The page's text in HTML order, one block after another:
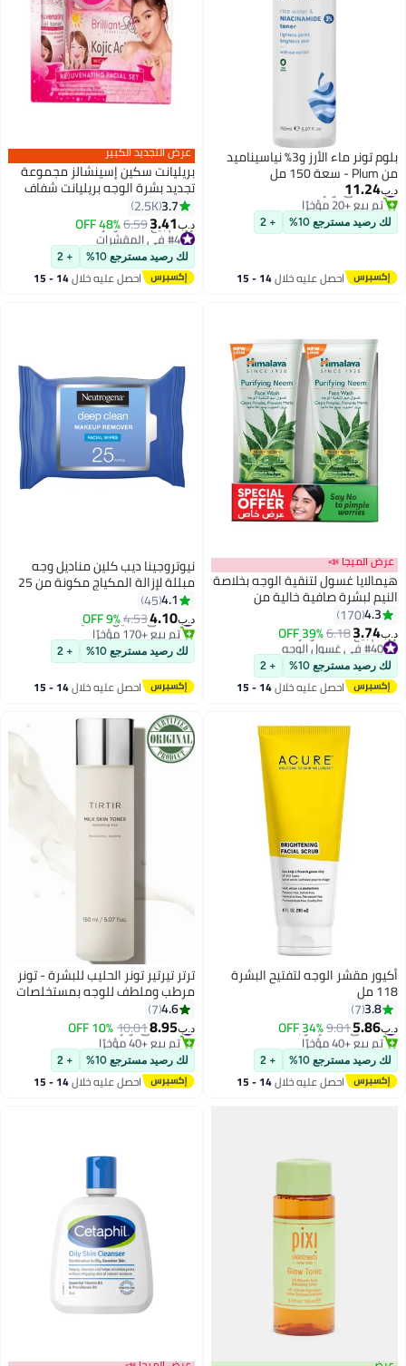
بلوم تونر ماء الأرز و3% نياسيناميد
من Plum - سعة 150 مل
د.ب‏11.24
#42 في تونر
تم بيع +20 مؤخرًا
#42 في تونر
لك رصيد مسترجع 10% + 2
احصل عليه خلال 14 - 15
عرض التجديد الكبير
بريليانت سكين إسينشالز مجموعة
تجديد بشرة الوجه بريليانت شفاف
3.7
2.5K
د.ب‏3.41
6.59
48% OFF #4 في المقشرات
أقل سعر في 30 يوم
تم بيع +40 مؤخرًا
#4 في المقشرات
لك رصيد مسترجع 10% + 2
احصل عليه خلال 14 - 15
عرض الميجا 📣
هيمالايا غسول لتنقية الوجه بخلاصة
النيم لبشرة صافية خالية من
المشاكل 150ml Pack of 2
4.3
170
د.ب‏3.74
6.18
39% OFF #40 في غسول الوجه
أقل سعر في 7 يوم
تم بيع +100 مؤخرًا
#40 في غسول الوجه
لك رصيد مسترجع 10% + 2
احصل عليه خلال 14 - 15
نيوتروجينا ديب كلين مناديل وجه
مبللة لإزالة المكياج مكونة من 25
قطعة
4.1
45
د.ب‏4.10
4.53
9% OFF #1 في مناديل التنظيف
تم بيع +170 مؤخرًا
#1 في مناديل التنظيف
لك رصيد مسترجع 10% + 2
احصل عليه خلال 14 - 15
أكيور مقشر الوجه لتفتيح البشرة
118 مل
3.8
7
د.ب‏5.86
9.01
34% OFF #5 في مقشر الوجه
تم بيع +40 مؤخرًا
#5 في مقشر الوجه
لك رصيد مسترجع 10% + 2
احصل عليه خلال 14 - 15
ترتر تيرتير تونر الحليب للبشرة - تونر
مرطب وملطف للوجه بمستخلصات
الحليب - 150 مل
4.6
7
د.ب‏8.95
10.01
10% OFF #31 في تونر
تم بيع +40 مؤخرًا
#31 في تونر
لك رصيد مسترجع 10% + 2
احصل عليه خلال 14 - 15